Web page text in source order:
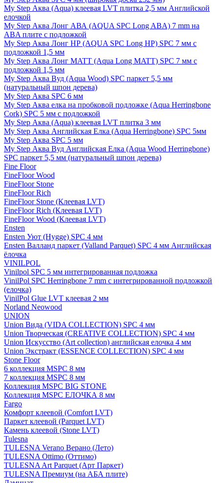
My Step Аква (Aqua) клеевая LVT плитка 2,5 мм Английской
елочкой
My Step Аква Лонг АВА (AQUA SPC Long ABA) 7 mm на
ABA плите с подложкой
My Step Аква Лонг НР (AQUA SPC Long HP) SPC 7 мм с
подложкой 1,5 мм
My Step Аква Лонг MATT (Aqua Long MATT) SPC 7 мм с
подложкой 1,5 мм
My Step Аква Вуд (Aqua Wood) SPC паркет 5,5 мм
(натуральный шпон дерева)
My Step Аква SPC 6 мм
My Step Аква елка на пробковой подложке (Aqua Herringbone
Cork) SPC 5 мм с подложкой
My Step Аква (Aqua) клеевая LVT плитка 3 мм
My Step Аква Английская Елка (Aqua Herringbone) SPC 5мм
My Step Аква SPC 5 мм
My Step Аква Вуд Английская Елка (Aqua Wood Herringbone)
SPC паркет 5,5 мм (натуральный шпон дерева)
Fine Floor
FineFloor Wood
FineFloor Stone
FineFloor Rich
FineFloor Stone (Клеевая LVT)
FineFloor Rich (Клеевая LVT)
FineFloor Wood (Клеевая LVT)
Ensten
Ensten Уют (Hygge) SPC 4 мм
Ensten Валланд паркет (Valland Parquet) SPC 4 мм Английская
ёлочка
VINILPOL
Vinilpol SPC 5 мм интегрированная подложка
VinilPol SPC Herringbone 7 mm с интегрированной подложкой
(елочка)
VinilPol Glue LVT клеевая 2 мм
Norland Neowood
UNION
Union Вида (VIDA COLLECTION) SPC 4 мм
Union Творческая (CREATIVE COLLECTION) SPC 4 мм
Union Искусство (Art collection) английская елочка 4 мм
Union Экстракт (ESSENCE COLLECTION) SPC 4 мм
Stone Floor
6 коллекция MSPC 8 мм
7 коллекция MSPC 8 мм
Коллекция MSPC BIG STONE
Коллекция MSPC ЕЛОЧКА 8 мм
Fargo
Комфорт клеевой (Comfort LVT)
Паркет клеевой (Parquet LVT)
Камень клеевой (Stone LVT)
Tulesna
TULESNA Verano Верано (Лето)
TULESNA Ottimo (Оттимо)
TULESNA Art Parquet (Арт Паркет)
TULESNA Премиум (на АБА плите)